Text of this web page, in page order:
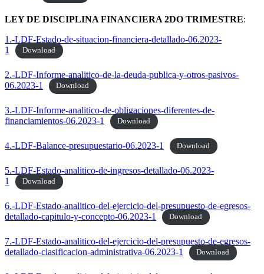
LEY DE DISCIPLINA FINANCIERA 2DO TRIMESTRE:
1.-LDF-Estado-de-situacion-financiera-detallado-06.2023-
1
Download
2.-LDF-Informe-analitico-de-la-deuda-publica-y-otros-pasivos-
06.2023-1
Download
3.-LDF-Informe-analitico-de-obligaciones-diferentes-de-
financiamientos-06.2023-1
Download
4.-LDF-Balance-presupuestario-06.2023-1 Download
5.-LDF-Estado-analitico-de-ingresos-detallado-06.2023-
1
Download
6.-LDF-Estado-analitico-del-ejercicio-del-presupuesto-de-egresos-
detallado-capitulo-y-concepto-06.2023-1
Download
7.-LDF-Estado-analitico-del-ejercicio-del-presupuesto-de-egresos-
detallado-clasificacion-administrativa-06.2023-1
Download